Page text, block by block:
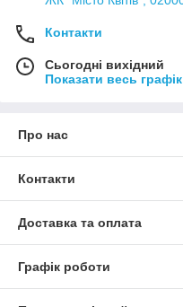
Контакти
Сьогодні вихідний
Показати весь
Про нас
Контакти
Доставка та оплата
Графік роботи